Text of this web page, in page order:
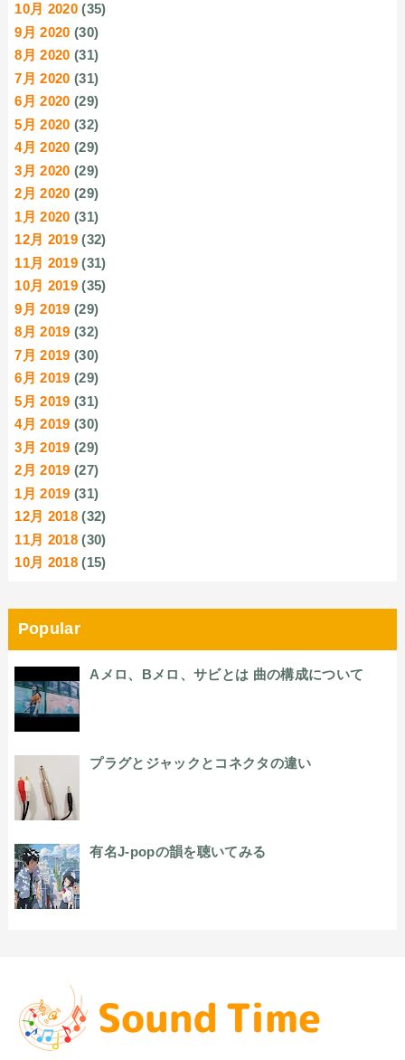
10月 2020 (35)
9月 2020 (30)
8月 2020 (31)
7月 2020 (31)
6月 2020 (29)
5月 2020 (32)
4月 2020 (29)
3月 2020 (29)
2月 2020 (29)
1月 2020 (31)
12月 2019 (32)
11月 2019 (31)
10月 2019 (35)
9月 2019 (29)
8月 2019 (32)
7月 2019 (30)
6月 2019 (29)
5月 2019 (31)
4月 2019 (30)
3月 2019 (29)
2月 2019 (27)
1月 2019 (31)
12月 2018 (32)
11月 2018 (30)
10月 2018 (15)
Popular
Aメロ、Bメロ、サビとは 曲の構成について
プラグとジャックとコネクタの違い
有名J-popの韻を聴いてみる